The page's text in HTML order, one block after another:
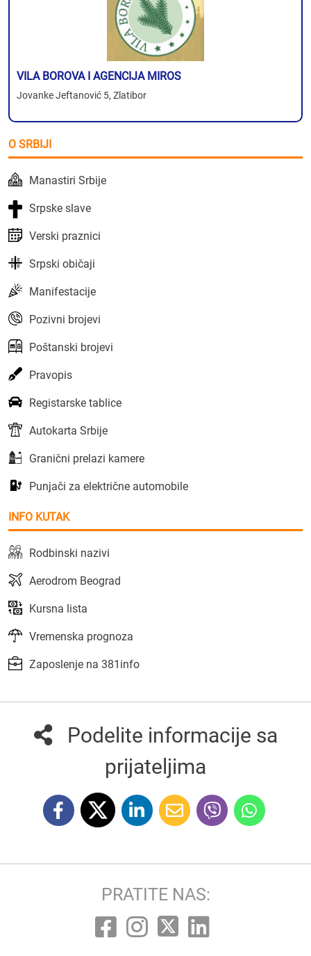
VILA BOROVA I AGENCIJA MIROS
Jovanke Jeftanović 5, Zlatibor
O SRBIJI
Manastiri Srbije
Srpske slave
Verski praznici
Srpski običaji
Manifestacije
Pozivni brojevi
Poštanski brojevi
Pravopis
Registarske tablice
Autokarta Srbije
Granični prelazi kamere
Punjači za električne automobile
INFO KUTAK
Rodbinski nazivi
Aerodrom Beograd
Kursna lista
Vremenska prognoza
Zaposlenje na 381info
Podelite informacije sa
prijateljima
PRATITE NAS: